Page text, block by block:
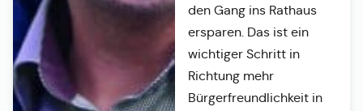
den Gang ins Rathaus
ersparen. Das ist ein
wichtiger Schritt in
Richtung mehr
Bürgerfreundlichkeit in